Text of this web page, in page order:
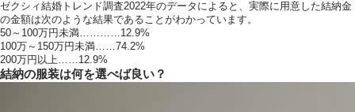
ゼクシィ結婚トレンド調査2022年のデータによると、実際に用意した結納金
の金額は次のような結果であることがわかっています。
50～100万円未満…………12.9%
100万～150万円未満……74.2%
200万円以上……12.9%
結納の服装は何を選べば良い？